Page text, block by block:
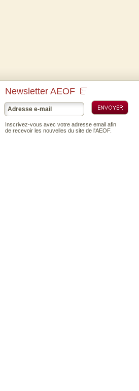
Newsletter AEOF
Inscrivez-vous avec votre adresse email afin
de recevoir les nouvelles du site de l'AEOF.